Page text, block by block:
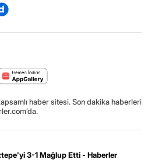
haber sitesi. Son dakika haberleri
3-1 Mağlup Etti - Haberler